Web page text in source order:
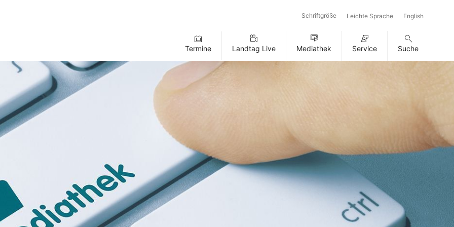
Schriftgröße Leichte Sprache English
Termine Landtag Live Mediathek Service Suche